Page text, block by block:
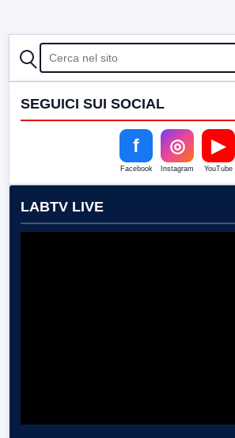
CERCA
SEGUICI SUI SOCIAL
f
Facebook
◎
Instagram
▶
YouTube
LABTV LIVE